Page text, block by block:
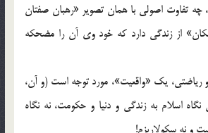
چه‌ تفاوت‌ اصولی‌ با همان‌ تصویر «رهبان‌ صفتان‌
از زندگی‌ دارد که‌ خود وی‌ آن‌ را مضحکه‌
ریاضتی، یک‌ «واقعیت»، مورد توجه‌ است‌ (و آن،
اسلام‌ به‌ زندگی‌ و دنیا و حکومت، نه‌ نگاه‌
و نه‌ سکولاریزم!